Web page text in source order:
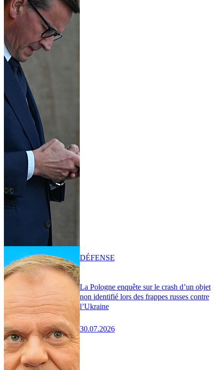
La Pologne enquête sur le crash d’un objet
non identifié lors des frappes russes contre
l’Ukraine
30.07.2026
DÉFENSE